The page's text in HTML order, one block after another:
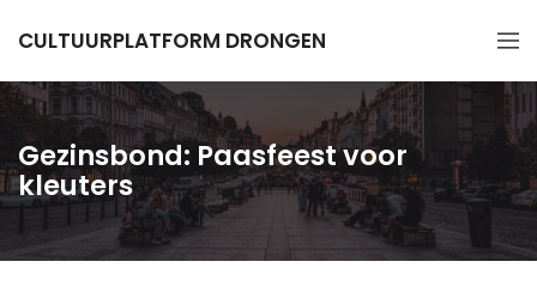
CULTUURPLATFORM DRONGEN
Gezinsbond: Paasfeest voor
kleuters